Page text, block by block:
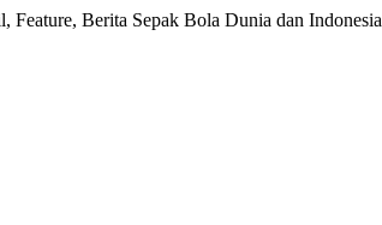
Berita Sepak Bola Dunia dan Indonesia